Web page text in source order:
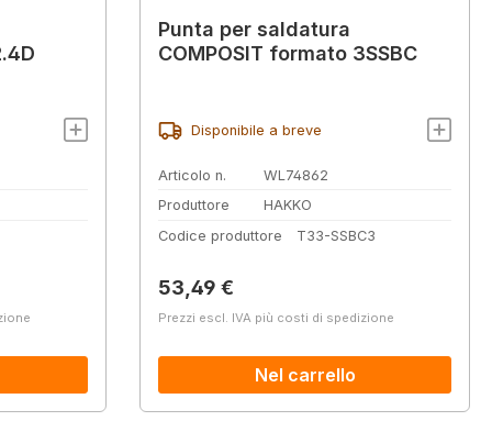
Punta per saldatura
COMPOSIT formato 3SSBC
Disponibile a breve
Articolo n.
WL74862
Produttore
HAKKO
Codice produttore
T33-SSBC3
Prezzo normale:
53,49 €
Prezzi escl. IVA più costi di spedizione
Nel carrello